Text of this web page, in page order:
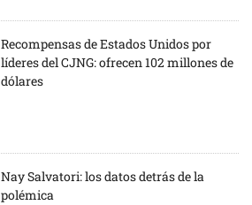
Recompensas de Estados Unidos por
líderes del CJNG: ofrecen 102 millones de
dólares
Nay Salvatori: los datos detrás de la
polémica